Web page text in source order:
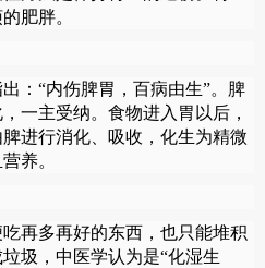
肥胖。
：“内伤脾胃，百病由生”。脾
一主受纳。食物进入胃以后，
进行消化、吸收，化生为精微
养。
再多再好的东西，也只能堆积
圾，中医学认为是“化湿生